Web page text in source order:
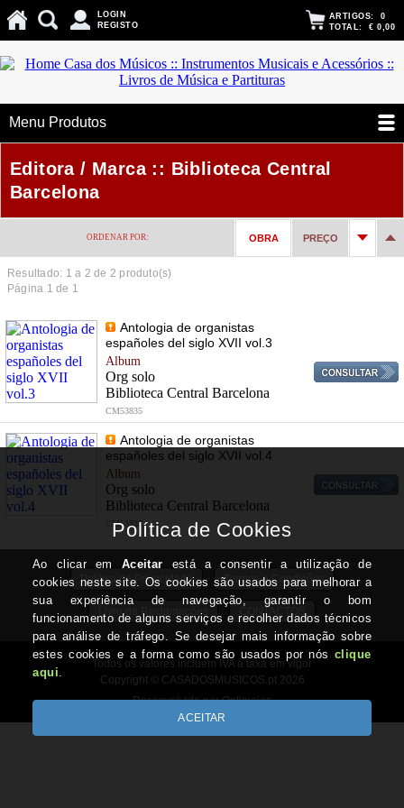
LOGIN
REGISTO
ARTIGOS: 0
TOTAL: € 0,00
Menu Produtos
Editora / Marca :: Biblioteca Central
Barcelona
ORDENAR POR: OBRA PREÇO
Resultado: 1 a 2 de 2 produto(s)
Página 1 de 1
Antologia de organistas
españoles del siglo XVII vol.3
Album
Org solo
Biblioteca Central Barcelona
CM53835
Antologia de organistas
españoles del siglo XVII vol.4
Album
Org solo
Biblioteca Central Barcelona
CM53836
Política de Privacidade Termos e Condições
Livro de Reclamações CONTACTOS
Todos os valores incluem IVA à taxa em vigor
Copyright © CASADOSMUSICOS.pt 2026
Desenvolvido por Optimeios